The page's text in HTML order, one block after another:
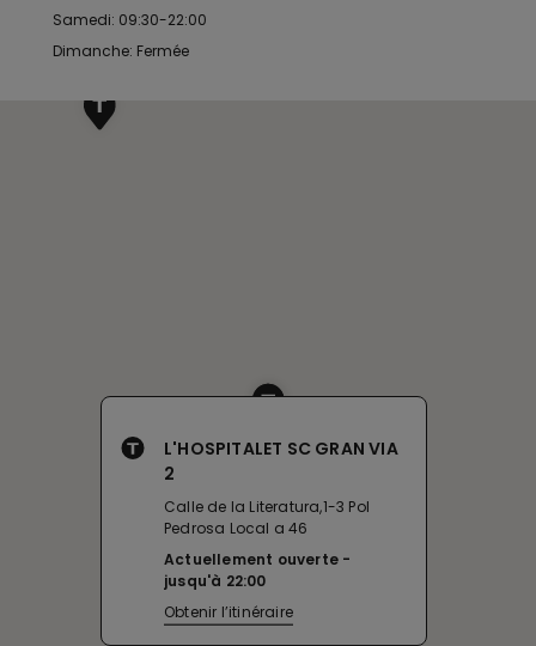
Samedi: 09:30-22:00
Dimanche: Fermée
L'HOSPITALET SC GRAN VIA
2
Calle de la Literatura,1-3 Pol
Pedrosa Local a 46
Actuellement ouverte
jusqu'à 22:00
Obtenir l’itinéraire